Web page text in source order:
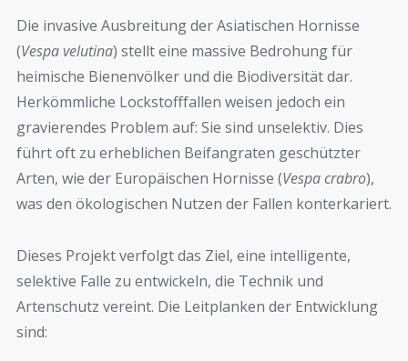
Die invasive Ausbreitung der Asiatischen Hornisse
(Vespa velutina) stellt eine massive Bedrohung für
heimische Bienenvölker und die Biodiversität dar.
Herkömmliche Lockstofffallen weisen jedoch ein
gravierendes Problem auf: Sie sind unselektiv. Dies
führt oft zu erheblichen Beifangraten geschützter
Arten, wie der Europäischen Hornisse (Vespa crabro),
was den ökologischen Nutzen der Fallen konterkariert.
Dieses Projekt verfolgt das Ziel, eine intelligente,
selektive Falle zu entwickeln, die Technik und
Artenschutz vereint. Die Leitplanken der Entwicklung
sind: